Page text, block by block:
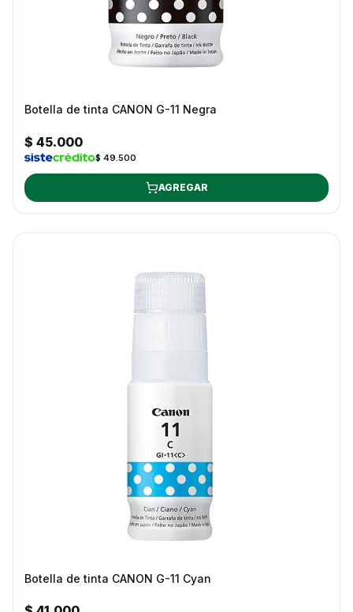
Botella de tinta CANON G-11 Negra
$ 45.000
$ 49.500
AGREGAR
Botella de tinta CANON G-11 Cyan